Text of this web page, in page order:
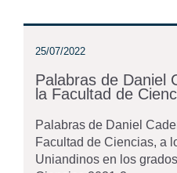
25/07/2022
Palabras de Daniel
la Facultad de
Palabras de Daniel
Facultad de Ciencias, a
Uniandinos en los